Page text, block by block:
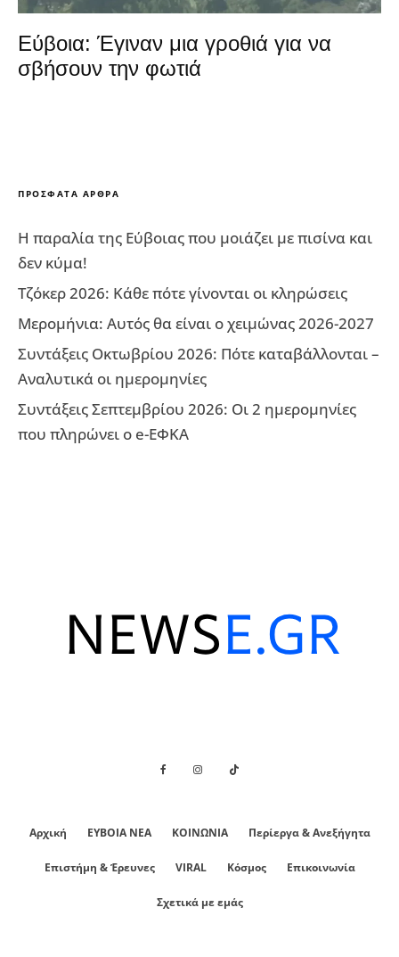
Εύβοια: Έγιναν μια γροθιά για να
σβήσουν την φωτιά
ΠΡΌΣΦΑΤΑ ΆΡΘΡΑ
Η παραλία της Εύβοιας που μοιάζει με πισίνα και
δεν κύμα!
Τζόκερ 2026: Κάθε πότε γίνονται οι κληρώσεις
Μερομήνια: Αυτός θα είναι ο χειμώνας 2026-2027
Συντάξεις Οκτωβρίου 2026: Πότε καταβάλλονται –
Αναλυτικά οι ημερομηνίες
Συντάξεις Σεπτεμβρίου 2026: Οι 2 ημερομηνίες
που πληρώνει ο e-ΕΦΚΑ
Αρχική ΕΥΒΟΙΑ ΝΕΑ ΚΟΙΝΩΝΙΑ Περίεργα & Ανεξήγητα
Επιστήμη & Έρευνες VIRAL Κόσμος Επικοινωνία
Σχετικά με εμάς